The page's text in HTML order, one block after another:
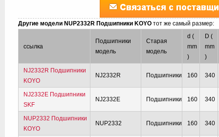
Другие модели NUP2332R Подшипники KOYOтот же самый размер:
ссылка
Подшипники
модель
Старая
модель
d (
mm
)
D (
mm
)
NJ2332R Подшипники
KOYO
NJ2332R Подшипники 160 340
NJ2332E Подшипники
SKF
NJ2332E Подшипники 160 340
NUP2332 Подшипники
KOYO
NUP2332 Подшипники 160 340